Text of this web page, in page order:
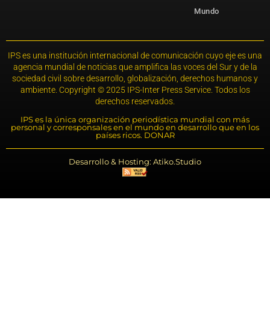
Mundo
IPS es una institución internacional de comunicación cuyo eje es una
agencia mundial de noticias que amplifica las voces del Sur y de la
sociedad civil sobre desarrollo, globalización, derechos humanos y
ambiente. Copyright © 2025 IPS-Inter Press Service. Todos los
derechos reservados.
IPS es la única organización periodística mundial con más
personal y corresponsales en el mundo en desarrollo que en los
países ricos. DONAR
Desarrollo & Hosting: Atiko.Studio